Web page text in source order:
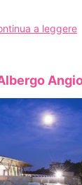
a leggere